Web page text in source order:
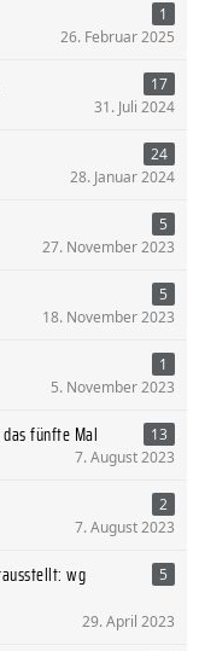
1
26. Februar 2025
17
31. Juli 2024
24
28. Januar 2024
5
27. November 2023
5
18. November 2023
1
5. November 2023
fünfte Mal
13
7. August 2023
2
7. August 2023
wg
5
29. April 2023